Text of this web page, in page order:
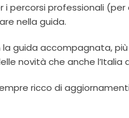
i percorsi professionali
nella guida.
la guida accompagnata,
novità che anche l’Italia
ricco di